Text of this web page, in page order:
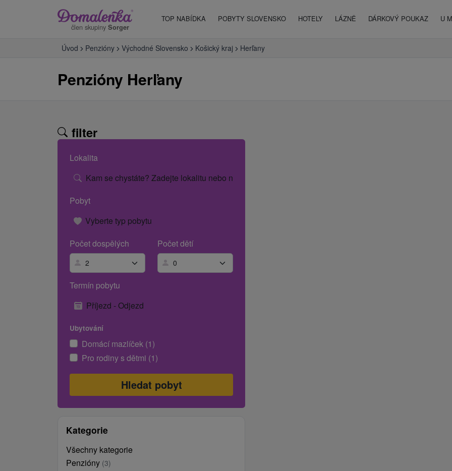
člen skupiny Sorger
TOP NABÍDKA POBYTY SLOVENSKO HOTELY LÁZNĚ DÁRKOVÝ POUKAZ U
Úvod Penzióny Východné Slovensko Košický kraj Herľany
Penzióny Herľany
filter
Lokalita
Kam se chystáte? Zadejte lokalitu nebo název hotelu.
Pobyt
Vyberte typ pobytu
Počet dospělých
Počet dětí
Termín pobytu
Příjezd - Odjezd
Ubytování
Domácí mazlíček (1)
Pro rodiny s dětmi (1)
Kategorie
Všechny kategorie
Penzióny (3)